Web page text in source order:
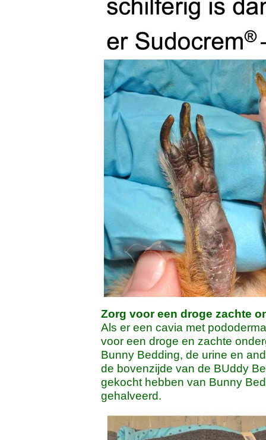
Zorg voor een droge zachte
Als er een cavia met
voor een droge en zachte
Bunny Bedding, de urine en
de bovenzijde van de BUddy
gekocht hebben van Bunny
gehalveerd.